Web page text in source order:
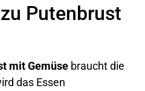
Putenbrust
mit Gemüse braucht die
das Essen